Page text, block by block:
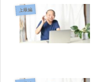
上級編